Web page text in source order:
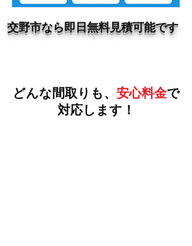
交野市なら即日無料見積可能です
どんな間取りも、 安心料金で
対応します！